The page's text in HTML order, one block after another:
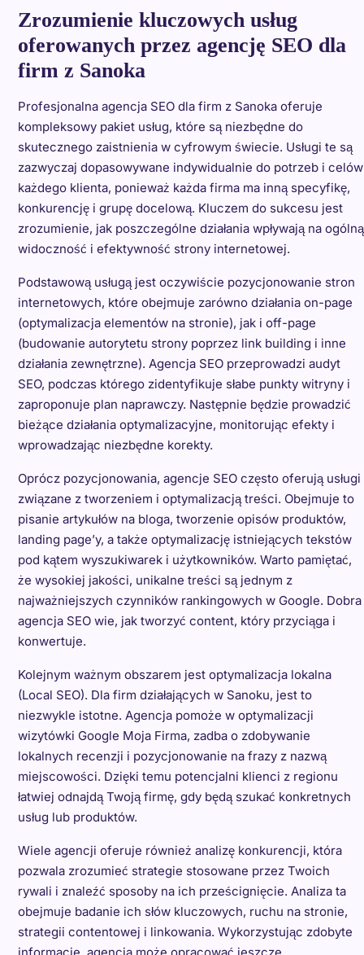
Zrozumienie kluczowych usług
oferowanych przez agencję SEO dla
firm z Sanoka
Profesjonalna agencja SEO dla firm z Sanoka oferuje
kompleksowy pakiet usług, które są niezbędne do
skutecznego zaistnienia w cyfrowym świecie. Usługi te są
zazwyczaj dopasowywane indywidualnie do potrzeb i celów
każdego klienta, ponieważ każda firma ma inną specyfikę,
konkurencję i grupę docelową. Kluczem do sukcesu jest
zrozumienie, jak poszczególne działania wpływają na ogólną
widoczność i efektywność strony internetowej.
Podstawową usługą jest oczywiście pozycjonowanie stron
internetowych, które obejmuje zarówno działania on-page
(optymalizacja elementów na stronie), jak i off-page
(budowanie autorytetu strony poprzez link building i inne
działania zewnętrzne). Agencja SEO przeprowadzi audyt
SEO, podczas którego zidentyfikuje słabe punkty witryny i
zaproponuje plan naprawczy. Następnie będzie prowadzić
bieżące działania optymalizacyjne, monitorując efekty i
wprowadzając niezbędne korekty.
Oprócz pozycjonowania, agencje SEO często oferują usługi
związane z tworzeniem i optymalizacją treści. Obejmuje to
pisanie artykułów na bloga, tworzenie opisów produktów,
landing page’y, a także optymalizację istniejących tekstów
pod kątem wyszukiwarek i użytkowników. Warto pamiętać,
że wysokiej jakości, unikalne treści są jednym z
najważniejszych czynników rankingowych w Google. Dobra
agencja SEO wie, jak tworzyć content, który przyciąga i
konwertuje.
Kolejnym ważnym obszarem jest optymalizacja lokalna
(Local SEO). Dla firm działających w Sanoku, jest to
niezwykle istotne. Agencja pomoże w optymalizacji
wizytówki Google Moja Firma, zadba o zdobywanie
lokalnych recenzji i pozycjonowanie na frazy z nazwą
miejscowości. Dzięki temu potencjalni klienci z regionu
łatwiej odnajdą Twoją firmę, gdy będą szukać konkretnych
usług lub produktów.
Wiele agencji oferuje również analizę konkurencji, która
pozwala zrozumieć strategie stosowane przez Twoich
rywali i znaleźć sposoby na ich prześcignięcie. Analiza ta
obejmuje badanie ich słów kluczowych, ruchu na stronie,
strategii contentowej i linkowania. Wykorzystując zdobyte